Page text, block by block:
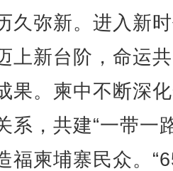
久弥新。进入新
上新台阶，命运
果。柬中不断深
系，共建“一带一
福柬埔寨民众。